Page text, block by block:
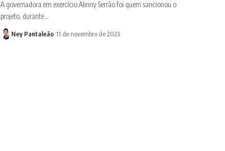
A governadora em exercício Alinny Serrão foi quem sancionou o
projeto, durante…
Ney Pantaleão 11 de novembro de 2023